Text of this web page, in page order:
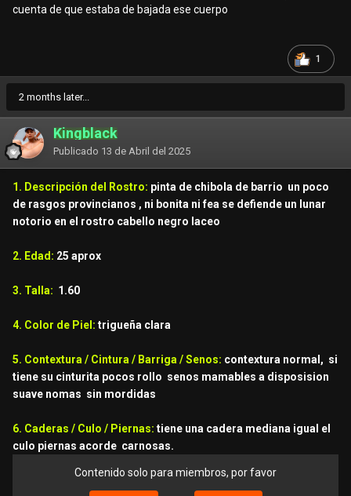
cuenta de que estaba de bajada ese cuerpo
1
2 months later...
Kingblack
Publicado 13 de Abril del 2025
1. Descripción del Rostro: pinta de chibola de barrio un poco
de rasgos provincianos , ni bonita ni fea se defiende un lunar
notorio en el rostro cabello negro laceo
2. Edad: 25 aprox
3. Talla: 1.60
4. Color de Piel: trigueña clara
5. Contextura / Cintura / Barriga / Senos: contextura normal, si
tiene su cinturita pocos rollo senos mamables a disposision
suave nomas sin mordidas
6. Caderas / Culo / Piernas: tiene una cadera mediana igual el
culo piernas acorde carnosas.
Contenido solo para miembros, por favor